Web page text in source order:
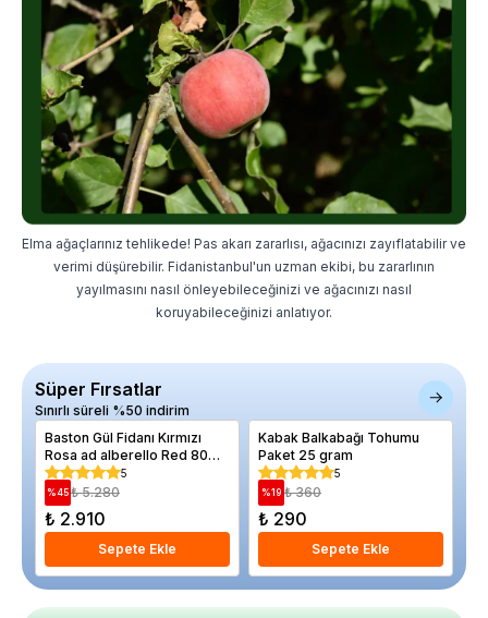
Elma ağaçlarınız tehlikede! Pas akarı zararlısı, ağacınızı zayıflatabilir ve
verimi düşürebilir. Fidanistanbul'un uzman ekibi, bu zararlının
yayılmasını nasıl önleyebileceğinizi ve ağacınızı nasıl
koruyabileceğinizi anlatıyor.
Süper Fırsatlar
Sınırlı süreli %50 indirim
Baston Gül Fidanı Kırmızı
Rosa ad alberello Red 80
100 cm Saksıda
5
%45 ₺ 5.280
₺ 2.910
Sepete Ekle
Kabak Balkabağı Tohumu
Paket 25 gram
5
%19 ₺ 360
₺ 290
Sepete Ekle